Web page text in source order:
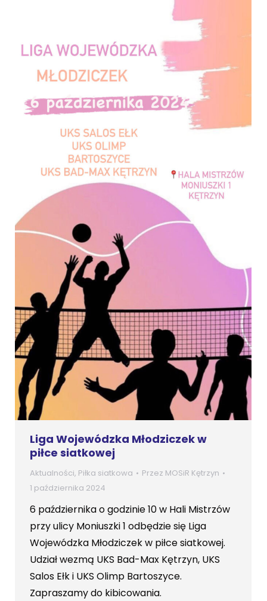
Liga Wojewódzka Młodziczek w
piłce siatkowej
Aktualności, Piłka siatkowa Przez MOSiR Kętrzyn
1 października 2024
6 października o godzinie 10 w Hali Mistrzów
przy ulicy Moniuszki 1 odbędzie się Liga
Wojewódzka Młodziczek w piłce siatkowej.
Udział wezmą UKS Bad-Max Kętrzyn, UKS
Salos Ełk i UKS Olimp Bartoszyce.
Zapraszamy do kibicowania.